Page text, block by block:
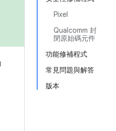
Pixel
Qualcomm 封
閉原始碼元件
功能修補程式
常見問題與解答
版本